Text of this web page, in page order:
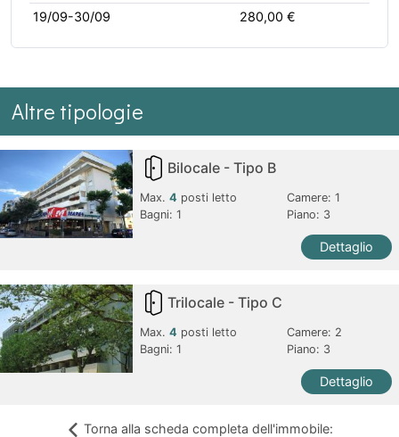
19/09-30/09
280,00 €
Altre tipologie
Bilocale - Tipo B
Max.4 posti letto Camere:1
Bagni:1 Piano: 3
Dettaglio
Trilocale - Tipo C
Max.4 posti letto Camere: 2
Bagni:1 Piano: 3
Dettaglio
Torna alla scheda completa dell'immobile: